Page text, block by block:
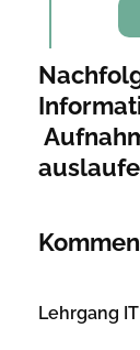
Lehrgang IT